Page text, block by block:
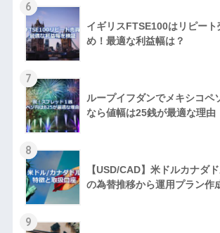
6
イギリスFTSE100はリピー
め！最適な利益幅は？
7
ループイフダンでメキシコペ
なら値幅は25銭が最適な理由
8
【USD/CAD】米ドルカナダ
の為替推移から運用プラン作
9